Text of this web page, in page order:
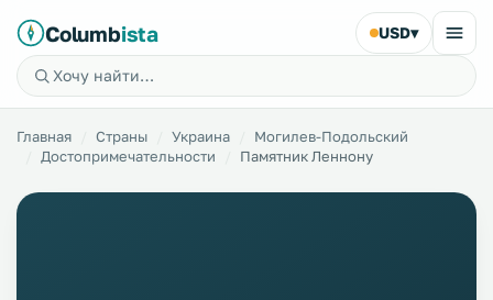
Columbista USD▾
Главная Страны Украина
Могилев-Подольский
Достопримечательности
Памятник Леннону